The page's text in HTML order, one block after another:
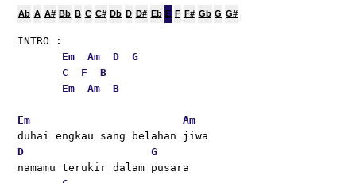
Ab A A# Bb B C C# Db D D# Eb E F F# Gb G G#
INTRO :
Em
Am D
G
C
F
B
Em
Am B
Em
Am
duhai engkau sang belahan jiwa
D
G
namamu terukir dalam pusara